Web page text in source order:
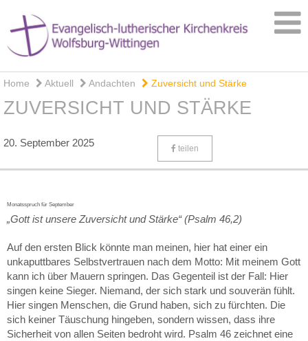
Home Aktuell Andachten Zuversicht und Stärke
ZUVERSICHT UND STÄRKE
20. September 2025 teilen
Monatsspruch für September
„Gott ist unsere Zuversicht und Stärke“ (Psalm 46,2)
Auf den ersten Blick könnte man meinen, hier hat einer ein
unkaputtbares Selbstvertrauen nach dem Motto: Mit meinem Gott
kann ich über Mauern springen. Das Gegenteil ist der Fall: Hier
singen keine Sieger. Niemand, der sich stark und souverän fühlt.
Hier singen Menschen, die Grund haben, sich zu fürchten. Die
sich keiner Täuschung hingeben, sondern wissen, dass ihre
Sicherheit von allen Seiten bedroht wird. Psalm 46 zeichnet eine